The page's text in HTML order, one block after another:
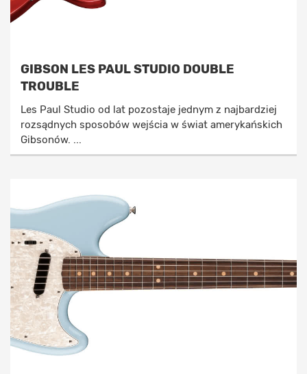
GIBSON LES PAUL STUDIO DOUBLE
TROUBLE
Les Paul Studio od lat pozostaje jednym z najbardziej
rozsądnych sposobów wejścia w świat amerykańskich
Gibsonów. ...